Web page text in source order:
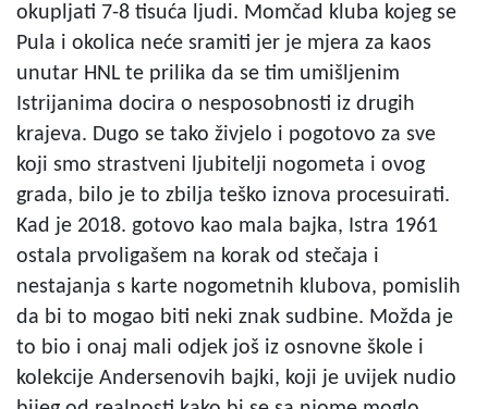
okupljati 7-8 tisuća ljudi. Momčad kluba kojeg se
Pula i okolica neće sramiti jer je mjera za kaos
unutar HNL te prilika da se tim umišljenim
Istrijanima docira o nesposobnosti iz drugih
krajeva. Dugo se tako živjelo i pogotovo za sve
koji smo strastveni ljubitelji nogometa i ovog
grada, bilo je to zbilja teško iznova procesuirati.
Kad je 2018. gotovo kao mala bajka, Istra 1961
ostala prvoligašem na korak od stečaja i
nestajanja s karte nogometnih klubova, pomislih
da bi to mogao biti neki znak sudbine. Možda je
to bio i onaj mali odjek još iz osnovne škole i
kolekcije Andersenovih bajki, koji je uvijek nudio